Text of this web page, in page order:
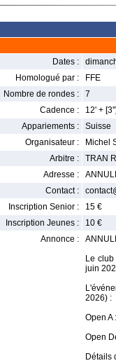
Dates :
Homologué par :
FFE
Nombre de rondes :
7
Cadence :
12' + [3'']
Appariements :
Suisse
Organisateur :
Michel
Arbitre :
TRAN
Adresse :
Contact :
Inscription Senior :
15 €
Inscription Jeunes :
10 €
Annonce :
Le
juin
2026) :
Open A
Open
Détails